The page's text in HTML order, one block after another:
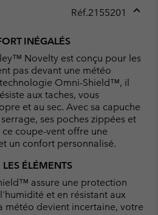
Réf.2155201
INÉGALÉS
Novelty est conçu pour les
pas devant une météo
Omni-Shield™, il
aux taches, vous
et au sec. Avec sa capuche
ses poches zippées et
coupe-vent offre une
un confort personnalisé.
ÉLÉMENTS
assure une protection
et en résistant aux
météo devient incertaine, votre